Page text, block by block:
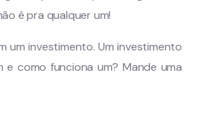
é pra qualquer um!
um investimento. Um investimento
como funciona um? Mande uma